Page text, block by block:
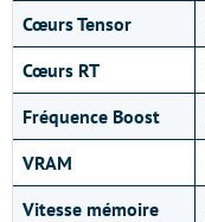
CœursTensor
Cœurs RT
Fréquence Boost
VRAM
Vitesse mémoire